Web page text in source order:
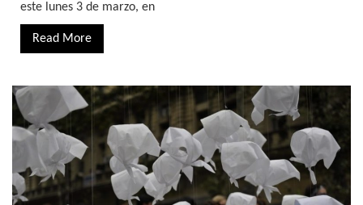
este lunes 3 de marzo, en
Read More